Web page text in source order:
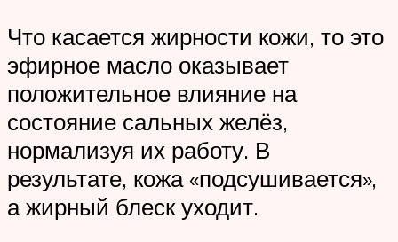
Что касается жирности кожи, то это
эфирное масло оказывает
положительное влияние на
состояние сальных желёз,
нормализуя их работу. В
результате, кожа «подсушивается»,
а жирный блеск уходит.